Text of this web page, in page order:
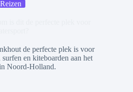
Reizen
de perfecte plek is voor
en kiteboarden aan het
Noord-Holland.